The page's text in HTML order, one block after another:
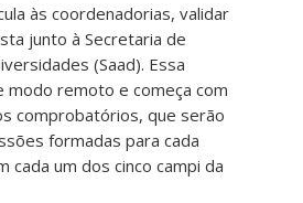
às coordenadorias, validar
junto à Secretaria de
(Saad). Essa
modo remoto e começa com
comprobatórios, que serão
formadas para cada
cada um dos cinco campi da